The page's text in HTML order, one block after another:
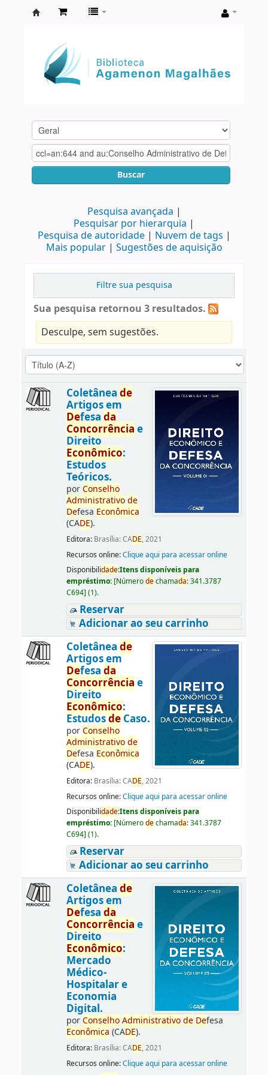
Agamenon
Magalhães
Buscar
Pesquisa avançada
Pesquisar por hierarquia
Pesquisa de autoridade
Nuvem de tags
Mais popular
Sugestões de aquisição
Filtre sua pesquisa
Sua pesquisa retornou 3 resultados.
Desculpe, sem sugestões.
Coletânea de
Artigos em
Defesa da
Concorrência e
Direito
Econômico:
Estudos
Teóricos.
porConselho
Administrativo de
Defesa Econômica
(CADE).
Editora: Brasília: CADE, 2021
Recursos online:Clique aqui para acessar online
Disponibilidade:Itens disponíveis para
empréstimo: [Númerodechamada:341.3787
C694] (1).
Reservar
Adicionar ao seu carrinho
Coletânea de
Artigos em
Defesa da
Concorrência e
Direito
Econômico:
EstudosdeCaso.
porConselho
Administrativo de
Defesa Econômica
(CADE).
Editora: Brasília: CADE, 2021
Recursos online:Clique aqui para acessar online
Disponibilidade:Itens disponíveis para
empréstimo: [Númerodechamada:341.3787
C694] (1).
Reservar
Adicionar ao seu carrinho
Coletânea de
Artigos em
Defesa da
Concorrência e
Direito
Econômico:
Mercado
Médico-
Hospitalar e
Economia
Digital.
porConselho Administrativo de Defesa
Econômica (CADE).
Editora: Brasília: CADE, 2021
Recursos online:Clique aqui para acessar online